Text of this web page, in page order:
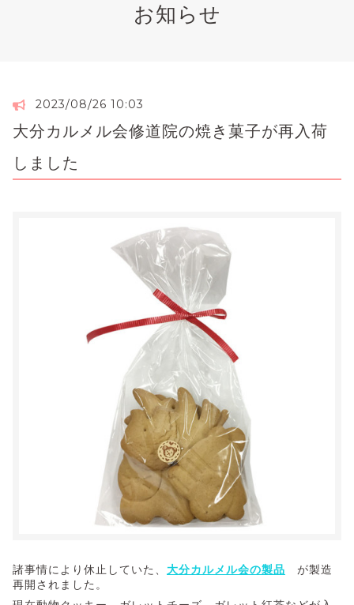
お知らせ
2023/08/26 10:03
大分カルメル会修道院の焼き菓子が再入荷
しました
諸事情により休止していた、 大分カルメル会の製品 が製造
再開されました。